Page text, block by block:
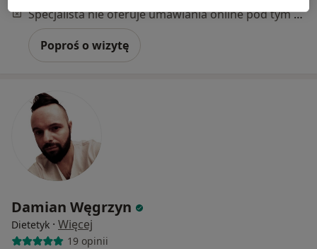
Specjalista nie oferuje umawiania online pod tym adresem.
Poproś o wizytę
Damian Węgrzyn
Dietetyk · Więcej
19 opinii